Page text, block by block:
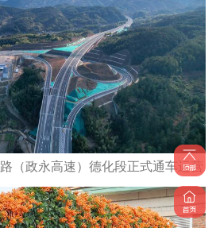
（政永高速）德化段正式通车运营